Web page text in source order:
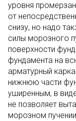
уровня
от
снизу, но надо
силы морозного
поверхности
фундамента на
арматурный
нижнюю части
уширенным, в
не позволяет
морозном